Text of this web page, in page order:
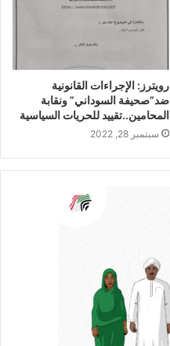
رويترز: الإجراءات القانونية
ضد”صحيفة السوداني” ونقابة
المحامين..تقييد للحريات السياسية
سبتمبر 28, 2022